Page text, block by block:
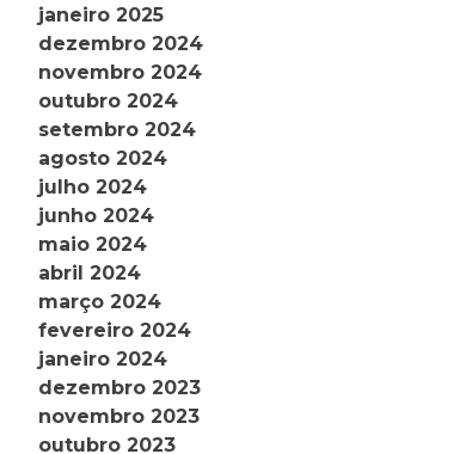
janeiro 2025
dezembro 2024
novembro 2024
outubro 2024
setembro 2024
agosto 2024
julho 2024
junho 2024
maio 2024
abril 2024
março 2024
fevereiro 2024
janeiro 2024
dezembro 2023
novembro 2023
outubro 2023